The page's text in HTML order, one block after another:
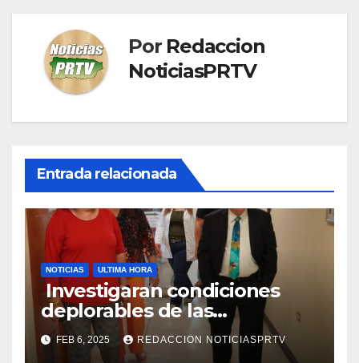
Por Redaccion
NoticiasPRTV
Entrada relacionada
NOTICIAS ULTIMA HORA
Investigaran condiciones
deplorables de las
facilidades el Departamento
de la Salud en Mayagüez
FEB 6, 2025 REDACCION NOTICIASPRTV